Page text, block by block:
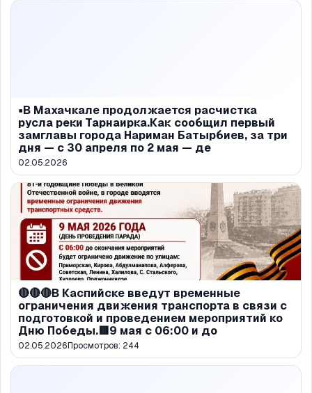
▪️В Махачкале продолжается расчистка
русла реки Тарнаирка.Как сообщил первый
замглавы города Нариман Батырбиев, за три
дня — с 30 апреля по 2 мая — де
02.05.2026
🔴🔴🔴В Каспийске введут временные
ограничения движения транспорта в связи с
подготовкой и проведением мероприятий ко
Дню Победы.🟥9 мая с 06:00 и до
02.05.2026Просмотров: 244